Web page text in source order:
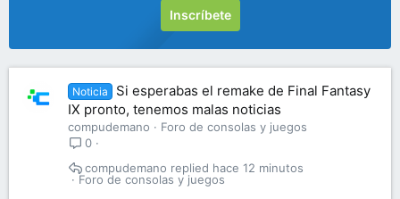
Inscríbete
Noticia
Si esperabas el remake de Final Fantasy
IX pronto, tenemos malas noticias
compudemano
Foro de consolas y juegos
0
Foro de consolas y juegos
hace 12 minutos
compudemano